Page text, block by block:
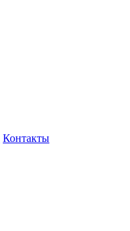
Контакты